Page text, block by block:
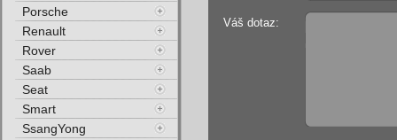
Váš dotaz:
Porsche
Renault
Rover
Saab
Seat
Smart
SsangYong